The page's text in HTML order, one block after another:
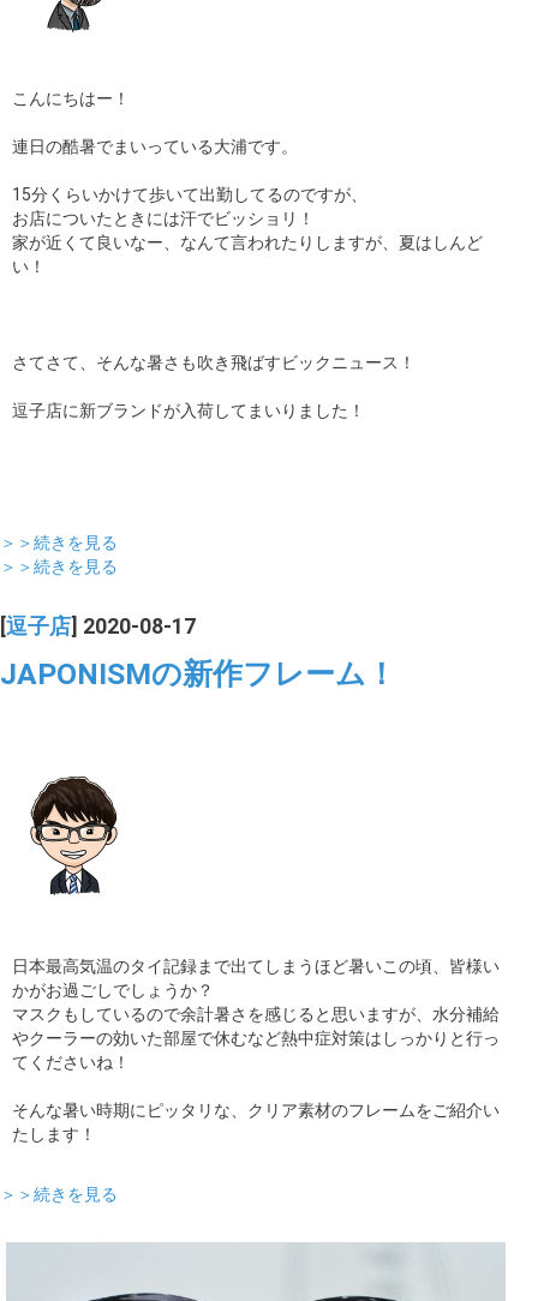
こんにちはー！
連日の酷暑でまいっている大浦です。
15分くらいかけて歩いて出勤してるのですが、
お店についたときには汗でビッショリ！
家が近くて良いなー、なんて言われたりしますが、夏はしんど
い！
さてさて、そんな暑さも吹き飛ばすビックニュース！
逗子店に新ブランドが入荷してまいりました！
＞＞続きを見る
＞＞続きを見る
逗子店 ] 2020-08-17
JAPONISMの新作フレーム！
日本最高気温のタイ記録まで出てしまうほど暑いこの頃、皆様い
かがお過ごしでしょうか？
マスクもしているので余計暑さを感じると思いますが、水分補給
やクーラーの効いた部屋で休むなど熱中症対策はしっかりと行っ
てくださいね！
そんな暑い時期にピッタリな、クリア素材のフレームをご紹介い
たします！
＞＞続きを見る